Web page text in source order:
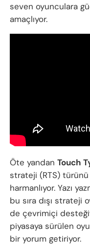
seven oyunculara
amaçlıyor.
Öte yandan Touch
strateji (RTS)
harmanlıyor. Yazı
bu sıra dışı strateji
de çevrimiçi
piyasaya sürülen
bir yorum getiriyor.